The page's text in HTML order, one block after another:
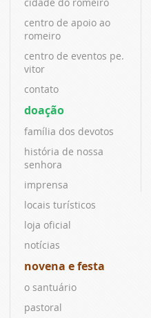
centro de apoio ao
romeiro
centro de eventos pe.
vitor
contato
doação
família dos devotos
história de nossa
senhora
imprensa
locais turísticos
loja oficial
notícias
novena e festa
o santuário
pastoral